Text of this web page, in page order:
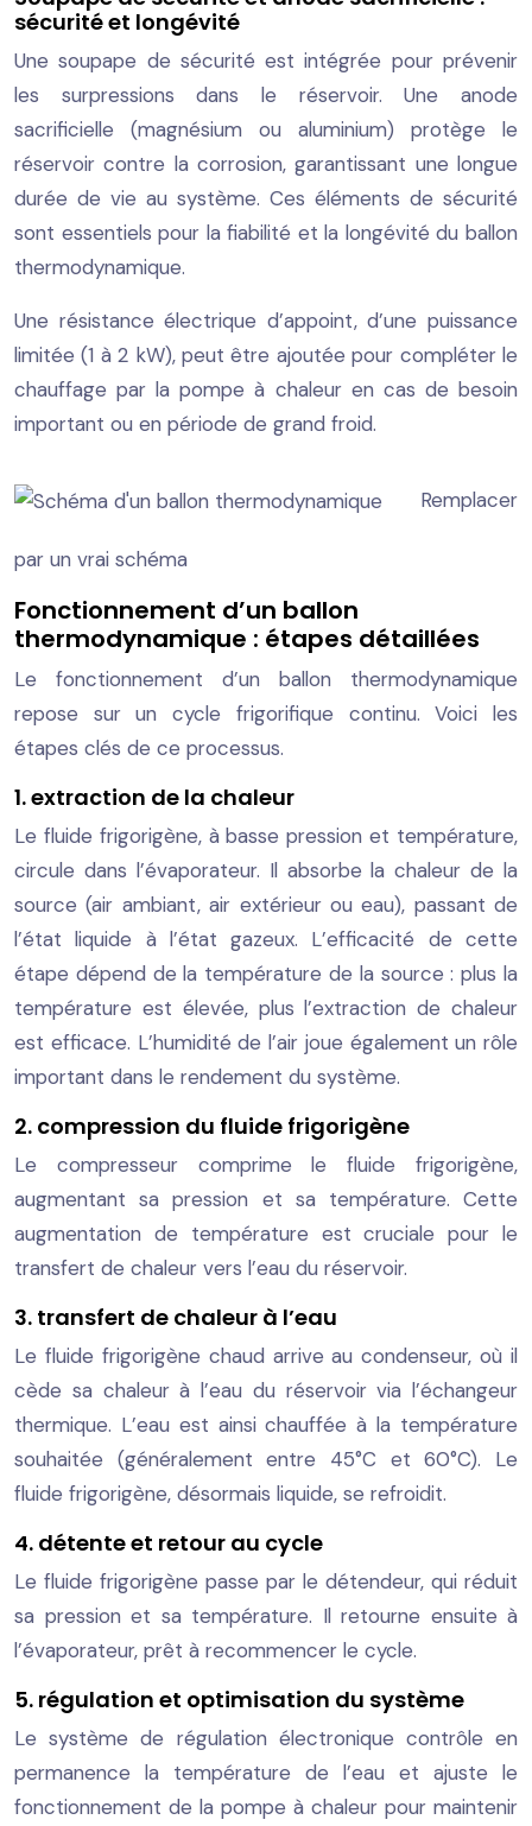
sécurité et longévité
Une soupape de sécurité est intégrée pour prévenir
les surpressions dans le réservoir. Une anode
sacrificielle (magnésium ou aluminium) protège le
réservoir contre la corrosion, garantissant une longue
durée de vie au système. Ces éléments de sécurité
sont essentiels pour la fiabilité et la longévité du ballon
thermodynamique.
Une résistance électrique d’appoint, d’une puissance
limitée (1 à 2 kW), peut être ajoutée pour compléter le
chauffage par la pompe à chaleur en cas de besoin
important ou en période de grand froid.
Remplacer
par un vrai schéma
Fonctionnement d’un ballon
thermodynamique : étapes détaillées
Le fonctionnement d’un ballon thermodynamique
repose sur un cycle frigorifique continu. Voici les
étapes clés de ce processus.
1. extraction de la chaleur
Le fluide frigorigène, à basse pression et température,
circule dans l’évaporateur. Il absorbe la chaleur de la
source (air ambiant, air extérieur ou eau), passant de
l’état liquide à l’état gazeux. L’efficacité de cette
étape dépend de la température de la source : plus la
température est élevée, plus l’extraction de chaleur
est efficace. L’humidité de l’air joue également un rôle
important dans le rendement du système.
2. compression du fluide frigorigène
Le compresseur comprime le fluide frigorigène,
augmentant sa pression et sa température. Cette
augmentation de température est cruciale pour le
transfert de chaleur vers l’eau du réservoir.
3. transfert de chaleur à l’eau
Le fluide frigorigène chaud arrive au condenseur, où il
cède sa chaleur à l’eau du réservoir via l’échangeur
thermique. L’eau est ainsi chauffée à la température
souhaitée (généralement entre 45°C et 60°C). Le
fluide frigorigène, désormais liquide, se refroidit.
4. détente et retour au cycle
Le fluide frigorigène passe par le détendeur, qui réduit
sa pression et sa température. Il retourne ensuite à
l’évaporateur, prêt à recommencer le cycle.
5. régulation et optimisation du système
Le système de régulation électronique contrôle en
permanence la température de l’eau et ajuste le
fonctionnement de la pompe à chaleur pour maintenir